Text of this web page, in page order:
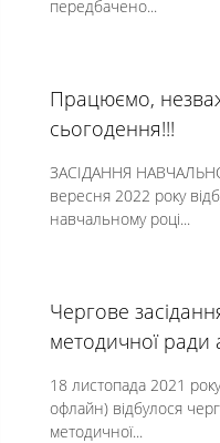
передбачено...
Працюємо,
сьогодення!!!
ЗАСІДАННЯ
вересня 2022 року
навчальному році...
Чергове
методичної ради
18 листопада 2021
офлайн) відбулося
методичної...